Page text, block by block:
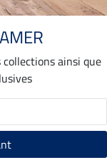
ainsi que